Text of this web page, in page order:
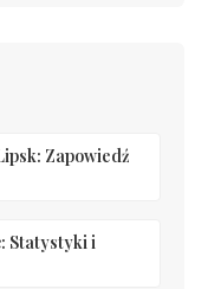
Zapowiedź
Statystyki i